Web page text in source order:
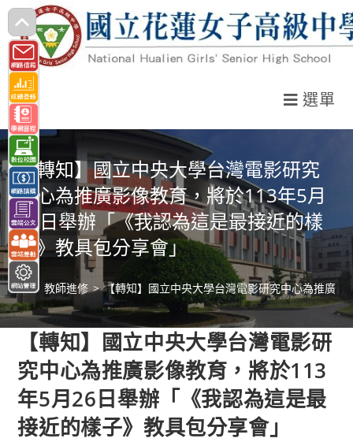
跳
轉
至
主
要
內
容
選單
【轉知】國立中央大學台灣電影研究
中心為推廣影像教育，將於113年5月
26日舉辦「《我認為這是最接近的樣
子》教具包分享會」
> 教師進修 > 【轉知】國立中央大學台灣電影研究中心為推廣
【轉知】國立中央大學台灣電影研
究中心為推廣影像教育，將於113
年5月26日舉辦「《我認為這是最
接近的樣子》教具包分享會」